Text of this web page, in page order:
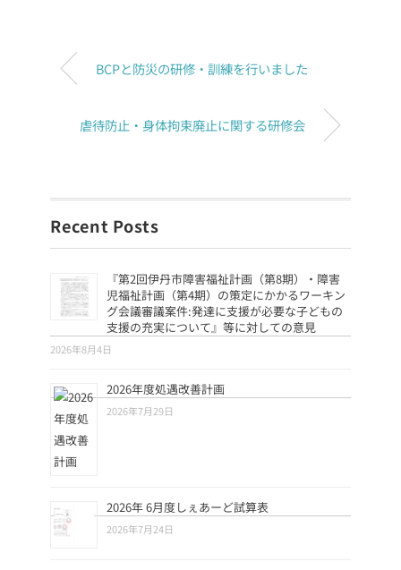
BCPと防災の研修・訓練を行いました
虐待防止・身体拘束廃止に関する研修会
Recent Posts
『第2回伊丹市障害福祉計画（第8期）・障害
児福祉計画（第4期）の策定にかかるワーキン
グ会議審議案件:発達に支援が必要な子どもの
支援の充実について』等に対しての意見
2026年8月4日
2026年度処遇改善計画
2026年7月29日
2026年 6月度しぇあーど試算表
2026年7月24日